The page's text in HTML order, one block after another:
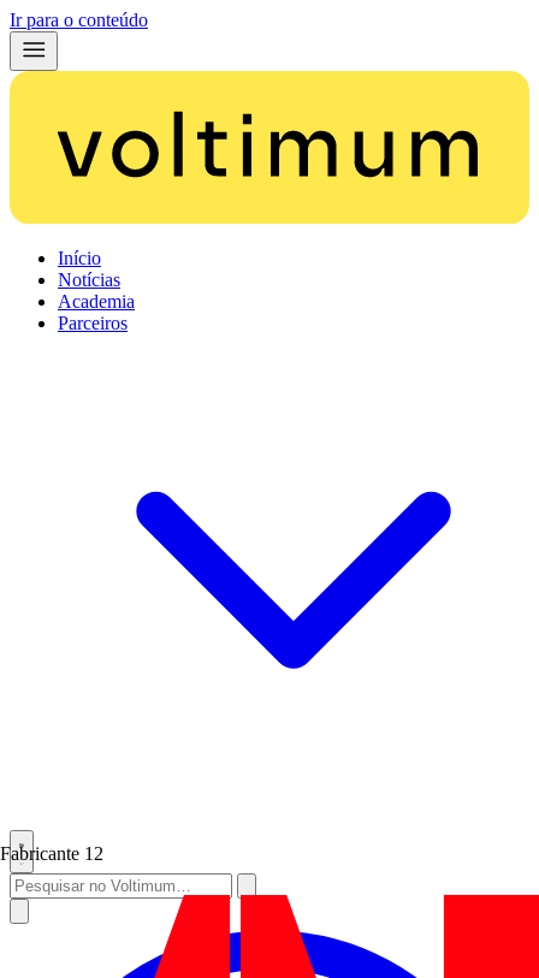
Ir para o conteúdo
Início
Notícias
Academia
Parceiros
Fabricante 12